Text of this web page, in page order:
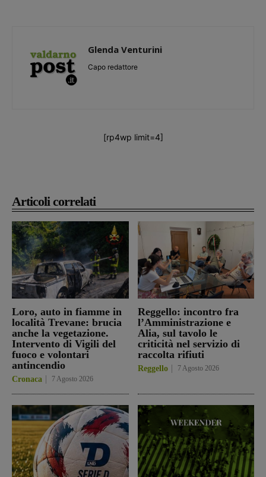
Articoli correlati
Loro, auto in fiamme in
località Trevane: brucia
anche la vegetazione.
Intervento di Vigili del
fuoco e volontari
antincendio
Cronaca 7 Agosto 2026
Reggello: incontro fra
l’Amministrazione e
Alia, sul tavolo le
criticità nel servizio di
raccolta rifiuti
Reggello 7 Agosto 2026
Glenda Venturini
Capo redattore
[rp4wp limit=4]